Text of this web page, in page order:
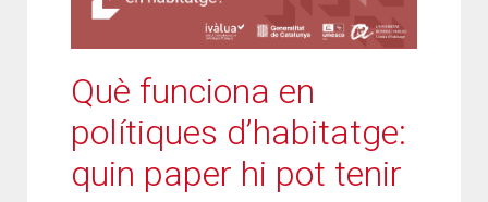
Què funciona en
polítiques d’habitatge:
quin paper hi pot tenir